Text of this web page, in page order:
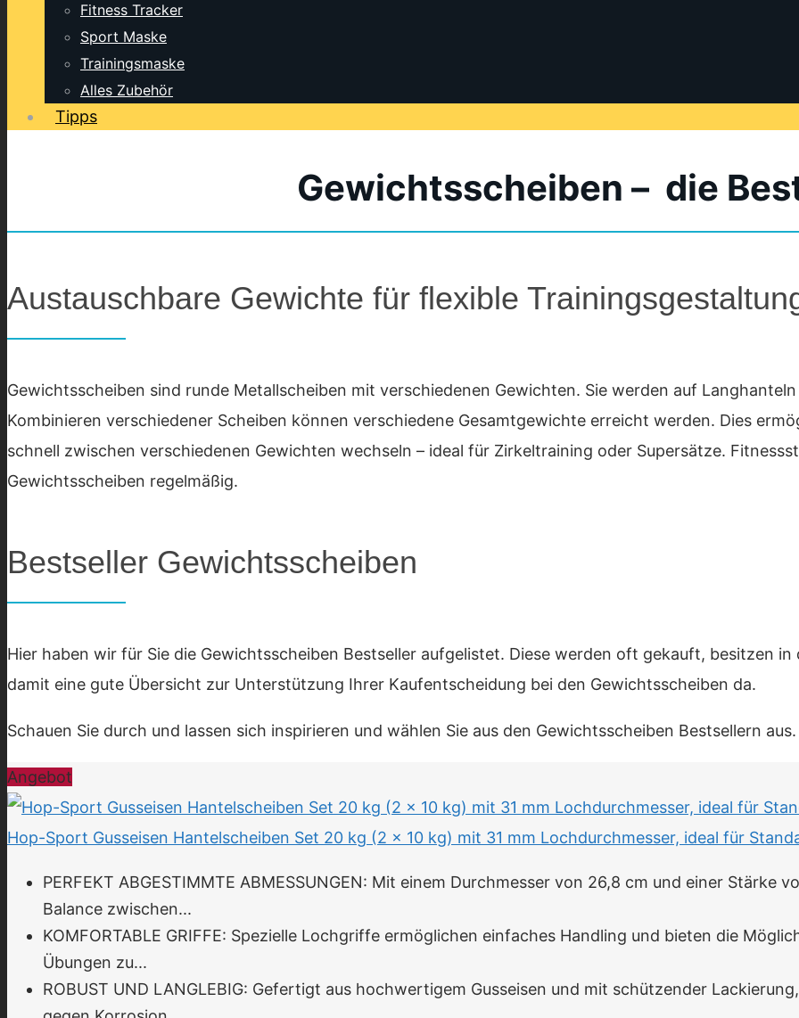
Fitness Tracker
Sport Maske
Trainingsmaske
Alles Zubehör
Tipps
Gewichtsscheiben – die
Austauschbare Gewichte für flexible
Gewichtsscheiben sind runde Metallscheiben mit verschiedenen Gewichten. Sie werden auf
Kombinieren verschiedener Scheiben können verschiedene Gesamtgewichte erreicht werden. Dies
schnell zwischen verschiedenen Gewichten wechseln – ideal für Zirkeltraining oder Supersätze.
Gewichtsscheiben regelmäßig.
Bestseller Gewichtsscheiben
Hier haben wir für Sie die Gewichtsscheiben Bestseller aufgelistet. Diese werden oft gekauft, besitzen
damit eine gute Übersicht zur Unterstützung Ihrer Kaufentscheidung bei den Gewichtsscheiben da.
Schauen Sie durch und lassen sich inspirieren und wählen Sie aus den Gewichtsscheiben Bestsellern aus.
Angebot
Hop-Sport Gusseisen Hantelscheiben Set 20 kg (2 x 10 kg) mit 31 mm Lochdurchmesser, ideal für
PERFEKT ABGESTIMMTE ABMESSUNGEN: Mit einem Durchmesser von 26,8 cm und einer Stärke
Balance zwischen...
KOMFORTABLE GRIFFE: Spezielle Lochgriffe ermöglichen einfaches Handling und bieten die
Übungen zu...
ROBUST UND LANGLEBIG: Gefertigt aus hochwertigem Gusseisen und mit schützender